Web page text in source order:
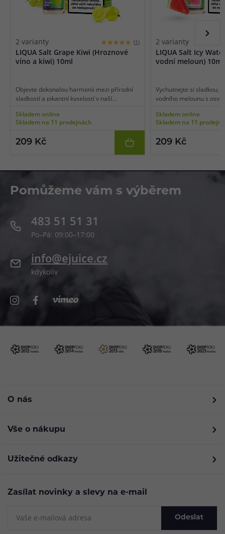
2 varianty (1)
LIQUA Salt Grape Kiwi (Hroznové
víno a kiwi) 10ml
Objevte dokonalou harmonii mezi přírodní
sladkostí a pikantní kyselostí v naší
Skladem online
Skladem na 11 prodejnách
209 Kč
2 varianty
LIQUA Salt Icy
vodní meloun) 10ml
Vychutnejte si sladkou,
vodního melounu s
Skladem online
Skladem na 11
209 Kč
Pomůžeme vám s výběrem
483 51 51 31
Po–Pá: 09:00–17:00
info@ejuice.cz
kdykoliv
O nás
Vše o nákupu
Užitečné odkazy
Zasílat novinky a slevy na e-mail
Odeslat